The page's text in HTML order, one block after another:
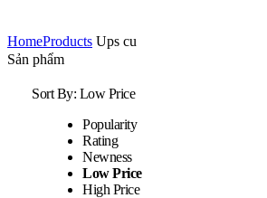
HomeProducts Ups cu
Sản phẩm
Sort By: Low Price
Popularity
Rating
Newness
Low Price
High Price